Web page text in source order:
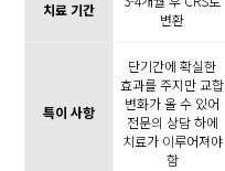
치료 기간
변환
특이 사항
단기간에 확실한
효과를 주지만교합
변화가 올 수 있어
전문의 상담 하에
치료가 이루어져야
함